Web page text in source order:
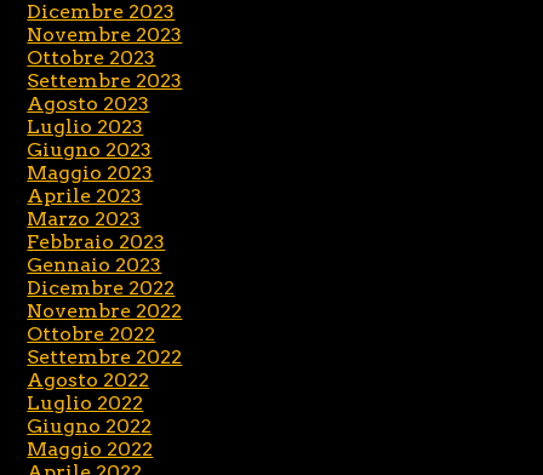
Dicembre 2023
Novembre 2023
Ottobre 2023
Settembre 2023
Agosto 2023
Luglio 2023
Giugno 2023
Maggio 2023
Aprile 2023
Marzo 2023
Febbraio 2023
Gennaio 2023
Dicembre 2022
Novembre 2022
Ottobre 2022
Settembre 2022
Agosto 2022
Luglio 2022
Giugno 2022
Maggio 2022